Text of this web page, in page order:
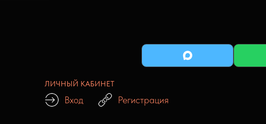
ЛИЧНЫЙ КАБИНЕТ
Вход Регистрация